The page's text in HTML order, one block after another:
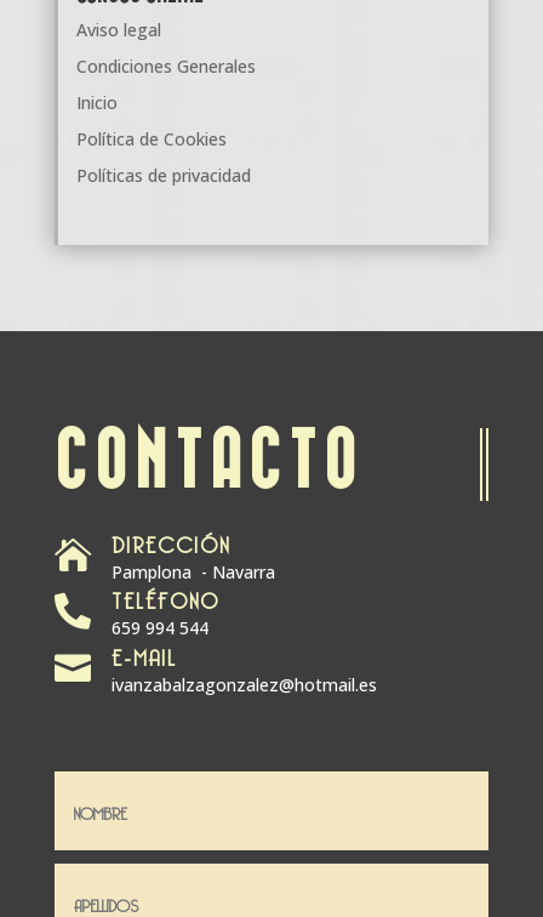
Aviso legal
Condiciones Generales
Inicio
Política de Cookies
Políticas de privacidad
CONTACTO
 DIRECCIÓN
Pamplona - Navarra
 TELÉFONO
659 994 544
 E-MAIL
ivanzabalzagonzalez@hotmail.es